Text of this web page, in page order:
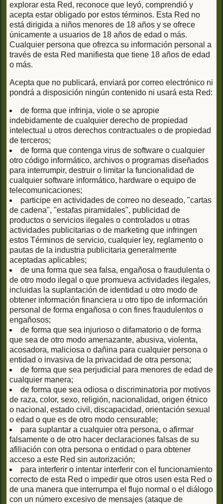
explorar esta Red, reconoce que leyó, comprendió y
acepta estar obligado por estos términos. Esta Red no
está dirigida a niños menores de 18 años y se ofrece
únicamente a usuarios de 18 años de edad o más.
Cualquier persona que ofrezca su información personal a
través de esta Red manifiesta que tiene 18 años de edad
o más.
Acepta que no publicará, enviará por correo electrónico ni
pondrá a disposición ningún contenido ni usará esta Red:
de forma que infrinja, viole o se apropie
indebidamente de cualquier derecho de propiedad
intelectual u otros derechos contractuales o de propiedad
de terceros;
de forma que contenga virus de software o cualquier
otro código informático, archivos o programas diseñados
para interrumpir, destruir o limitar la funcionalidad de
cualquier software informático, hardware o equipo de
telecomunicaciones;
participe en actividades de correo no deseado, "cartas
de cadena", "estafas piramidales", publicidad de
productos o servicios ilegales o controlados u otras
actividades publicitarias o de marketing que infringen
estos Términos de servicio, cualquier ley, reglamento o
pautas de la industria publicitaria generalmente
aceptadas aplicables;
de una forma que sea falsa, engañosa o fraudulenta o
de otro modo ilegal o que promueva actividades ilegales,
incluidas la suplantación de identidad u otro modo de
obtener información financiera u otro tipo de información
personal de forma engañosa o con fines fraudulentos o
engañosos;
de forma que sea injurioso o difamatorio o de forma
que sea de otro modo amenazante, abusiva, violenta,
acosadora, maliciosa o dañina para cualquier persona o
entidad o invasiva de la privacidad de otra persona;
de forma que sea perjudicial para menores de edad de
cualquier manera;
de forma que sea odiosa o discriminatoria por motivos
de raza, color, sexo, religión, nacionalidad, origen étnico
o nacional, estado civil, discapacidad, orientación sexual
o edad o que es de otro modo censurable;
para suplantar a cualquier otra persona, o afirmar
falsamente o de otro hacer declaraciones falsas de su
afiliación con otra persona o entidad o para obtener
acceso a este Red sin autorización;
para interferir o intentar interferir con el funcionamiento
correcto de esta Red o impedir que otros usen esta Red o
de una manera que interrumpa el flujo normal o el diálogo
con un número excesivo de mensajes (ataque de